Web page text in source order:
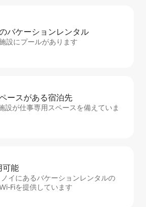
バ⁠ケ⁠ー⁠シ⁠ョ⁠ンレ⁠ン⁠タ⁠ル
設にプールがあります
ー⁠スがあ⁠る宿⁠泊⁠先
設が仕事専用スペースを備えていま
可⁠能
イにあるバケーションレンタルの
Fiを提供しています